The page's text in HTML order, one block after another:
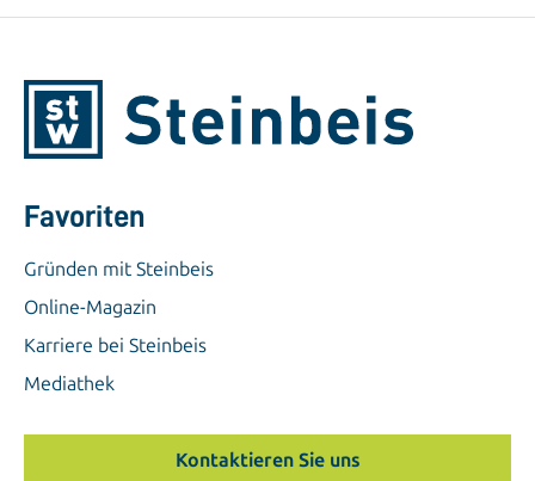
Favoriten
Gründen mit Steinbeis
Online-Magazin
Karriere bei Steinbeis
Mediathek
Kontaktieren Sie uns